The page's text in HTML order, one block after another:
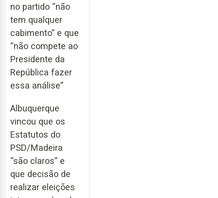
no partido “não
tem qualquer
cabimento” e que
“não compete ao
Presidente da
República fazer
essa análise”
Albuquerque
vincou que os
Estatutos do
PSD/Madeira
“são claros” e
que decisão de
realizar eleições